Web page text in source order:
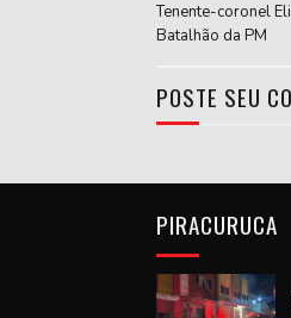
Tenente-coronel
Batalhão da PM
POSTE SEU
PIRACURUCA